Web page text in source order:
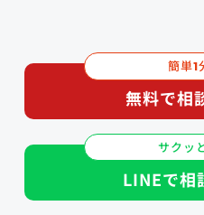
簡単1
無料で相
サクッ
LINEで相